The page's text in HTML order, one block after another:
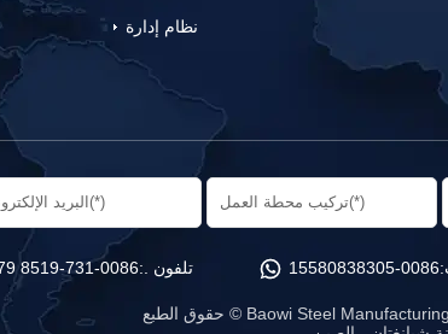
نظام إدارة
تلفون .:0086-731-8519 8679 0086-15580838305